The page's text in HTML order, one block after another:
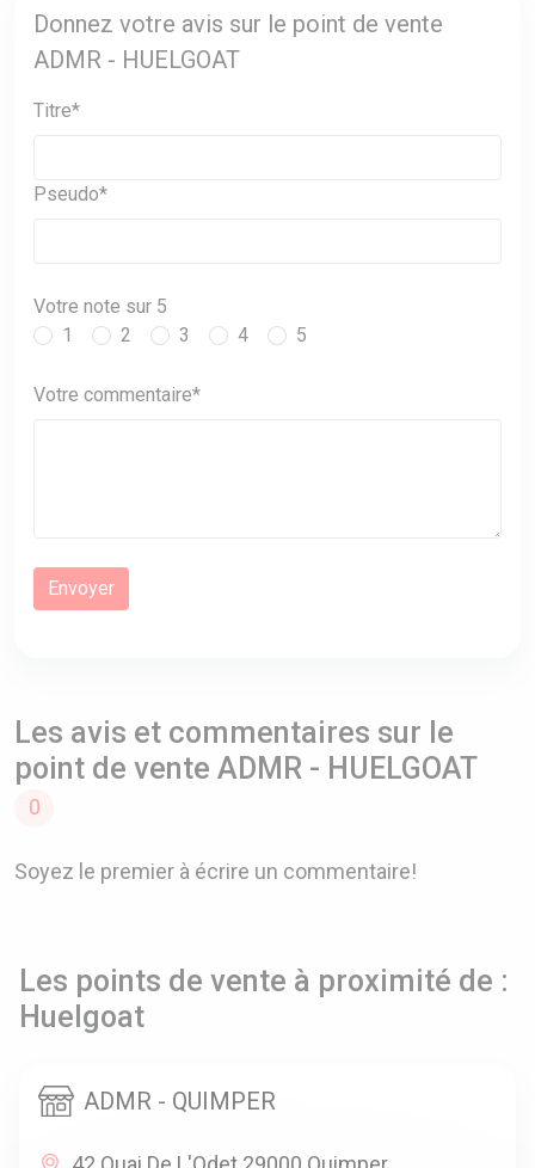
Donnez votre avis sur le point de vente
ADMR - HUELGOAT
Titre*
Pseudo*
Votre note sur 5
1
2 3 4 5
Votre commentaire*
Les avis et commentaires sur le
point de vente ADMR - HUELGOAT
0
Soyez le premier à écrire un commentaire!
Les points de vente à proximité de :
Huelgoat
ADMR - QUIMPER